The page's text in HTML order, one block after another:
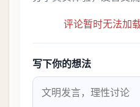
评论暂时无法加
写下你的想法